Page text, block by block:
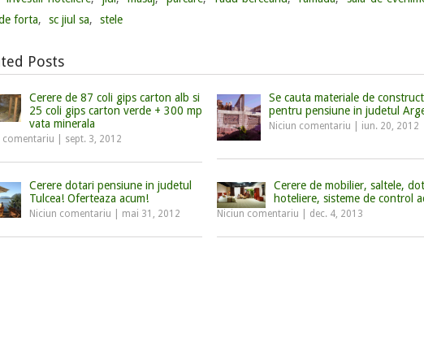
forta, sc jiul sa, stele
Posts
Cerere de 87 coli gips carton alb si
25 coli gips carton verde + 300 mp
vata minerala
comentariu sept. 3, 2012
Se cauta materiale de
pentru pensiune in judetul
Niciun comentariu iun. 20, 2012
Cerere dotari pensiune in judetul
Tulcea! Oferteaza acum!
Niciun comentariu mai 31, 2012
Cerere de mobilier, saltele,
hoteliere, sisteme de control
Niciun comentariu dec. 4, 2013